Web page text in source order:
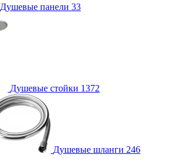
Душевые панели 33
Душевые стойки 1372
Душевые шланги 246